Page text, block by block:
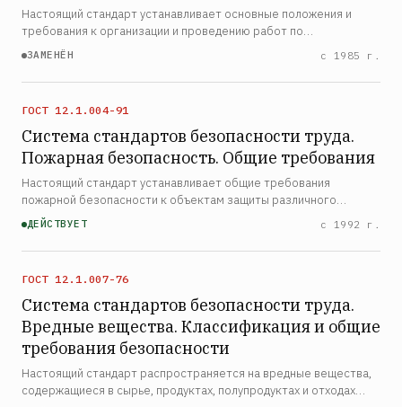
Настоящий стандарт устанавливает основные положения и
требования к организации и проведению работ по
метрологическому обеспечению в области безопасности
промышленности
ЗАМЕНЁН с 1985 г.
ГОСТ 12.1.004-91
Система стандартов безопасности труда.
Пожарная безопасность. Общие требования
Настоящий стандарт устанавливает общие требования
пожарной безопасности к объектам защиты различного
назначения на всех стадиях их жизненного цикла: исследование,
разработка нормативных документов, конструирование,
проек…
ДЕЙСТВУЕТ с 1992 г.
ГОСТ 12.1.007-76
Система стандартов безопасности труда.
Вредные вещества. Классификация и общие
требования безопасности
Настоящий стандарт распространяется на вредные вещества,
содержащиеся в сырье, продуктах, полупродуктах и отходах